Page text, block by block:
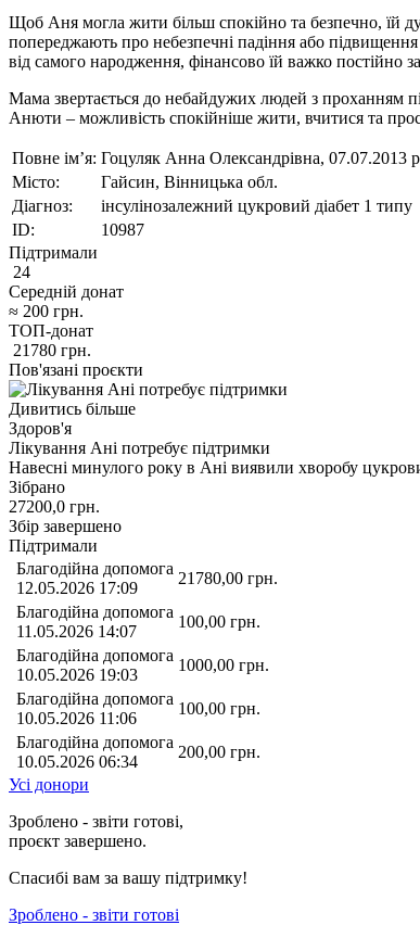
Щоб Аня могла жити більш спокійно та безпечно, їй
попереджають про небезпечні падіння або
від самого народження, фінансово їй важко постійно
Мама звертається до небайдужих людей з проханням
Анюти – можливість спокійніше жити, вчитися та
Повне ім’я: Гоцуляк Анна Олександрівна, 07.07.2013
Місто:
Гайсин, Вінницька обл.
Діагноз:
інсулінозалежний цукровий діабет 1 типу
ID:
10987
Підтримали
24
Середній донат
≈ 200 грн.
ТОП-донат
21780 грн.
Пов'язані проєкти
Дивитись більше
Здоров'я
Лікування Ані потребує підтримки
Навесні минулого року в Ані виявили хворобу
Зібрано
27200,0 грн.
Збір завершено
Підтримали
Благодійна допомога
12.05.2026 17:09
21780,00 грн.
Благодійна допомога
11.05.2026 14:07
100,00 грн.
Благодійна допомога
10.05.2026 19:03
1000,00 грн.
Благодійна допомога
10.05.2026 11:06
100,00 грн.
Благодійна допомога
10.05.2026 06:34
200,00 грн.
Усі донори
Зроблено - звіти готові,
проєкт завершено.
Спасибі вам за вашу підтримку!
Зроблено - звіти готові